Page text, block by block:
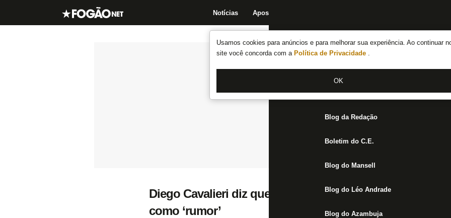
Usamos cookies para anúncios e para melhorar sua experiência. Ao continuar
site você concorda com a Política de Privacidade .
OK
Notícias Apostas
Notícias do Botafogo
Fórum
Jogos
Blog da Redação
Boletim do C.E.
Blog do Mansell
Blog do Léo Andrade
Blog do Azambuja
Diego Cavalieri diz que não foi procurado pelo
como ‘rumor’